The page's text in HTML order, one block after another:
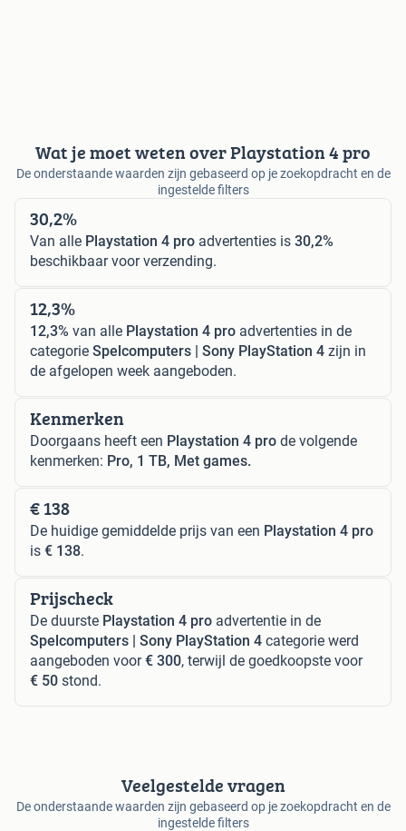
Wat je moet weten over Playstation 4 pro
De onderstaande waarden zijn gebaseerd op je zoekopdracht en de
ingestelde filters
30,2%
Van alle Playstation 4 pro advertenties is 30,2%
beschikbaar voor verzending.
12,3%
12,3% van alle Playstation 4 pro advertenties in de
categorie Spelcomputers | Sony PlayStation 4 zijn in
de afgelopen week aangeboden.
Kenmerken
Doorgaans heeft een Playstation 4 pro de volgende
kenmerken: Pro, 1 TB, Met games.
€ 138
De huidige gemiddelde prijs van een Playstation 4 pro
is € 138.
Prijscheck
De duurste Playstation 4 pro advertentie in de
Spelcomputers | Sony PlayStation 4 categorie werd
aangeboden voor€ 300, terwijl de goedkoopste voor
€ 50 stond.
Veelgestelde vragen
De onderstaande waarden zijn gebaseerd op je zoekopdracht en de
ingestelde filters